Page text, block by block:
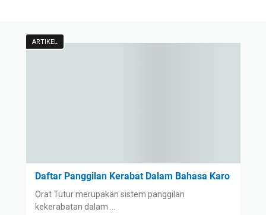
ARTIKEL
Daftar Panggilan Kerabat Dalam Bahasa Karo
Orat Tutur merupakan sistem panggilan
kekerabatan dalam …